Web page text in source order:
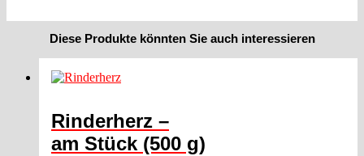
Diese Produkte könnten Sie auch interessieren
Rinderherz –
am Stück (500 g)